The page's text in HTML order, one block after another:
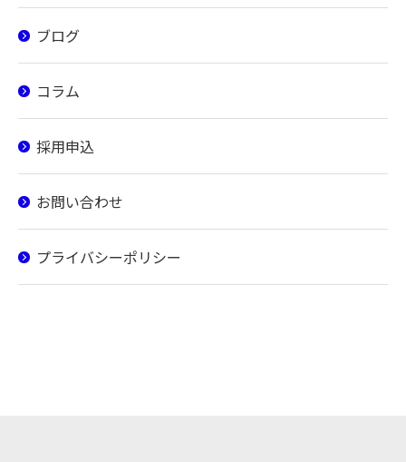
ブログ
コラム
採用申込
お問い合わせ
プライバシーポリシー